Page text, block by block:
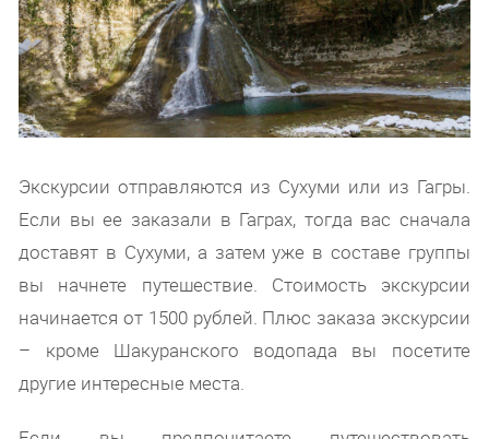
Экскурсии отправляются из Сухуми или из Гагры.
Если вы ее заказали в Гаграх, тогда вас сначала
доставят в Сухуми, а затем уже в составе группы
вы начнете путешествие. Стоимость экскурсии
начинается от 1500 рублей. Плюс заказа экскурсии
– кроме Шакуранского водопада вы посетите
другие интересные места.